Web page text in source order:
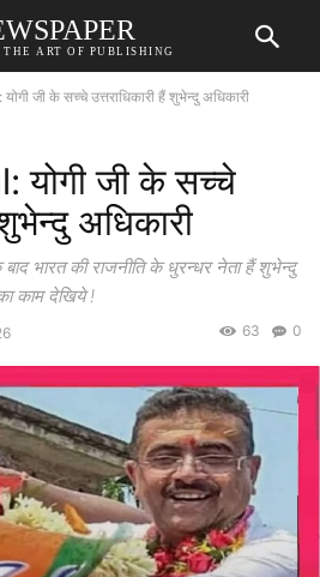
THE ART OF PUBLISHING
जी के सच्चे उत्तराधिकारी हैं शुभेन्दु अधिकारी
योगी जी के सच्चे
अधिकारी
भारत की राजनीति के धुरन्धर नेता हैं शुभेन्दु
काम देखिये !
0
63